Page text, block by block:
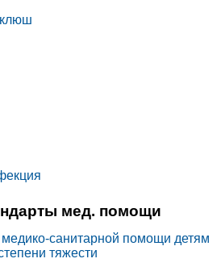
септицемия
болезни, не
инфекция неуточненной
мед. помощи
санитарной помощи детям
тяжести